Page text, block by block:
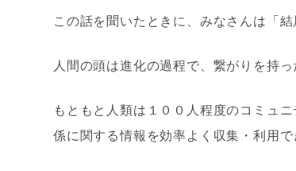
この話を聞いたときに、みなさんは「
人間の頭は進化の過程で、繋がりを持
もともと人類は１００人程度のコミュ
係に関する情報を効率よく収集・利用